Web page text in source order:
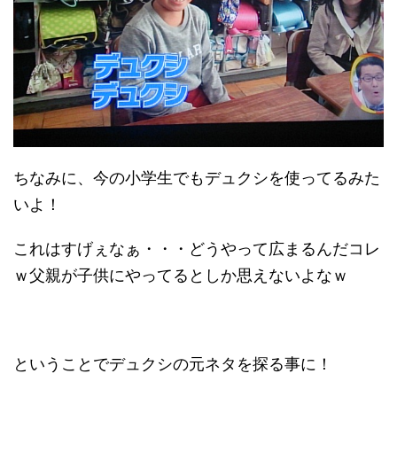
ちなみに、今の小学生でもデュクシを使ってるみた
いよ！
これはすげぇなぁ・・・どうやって広まるんだコレ
ｗ父親が子供にやってるとしか思えないよなｗ
ということでデュクシの元ネタを探る事に！